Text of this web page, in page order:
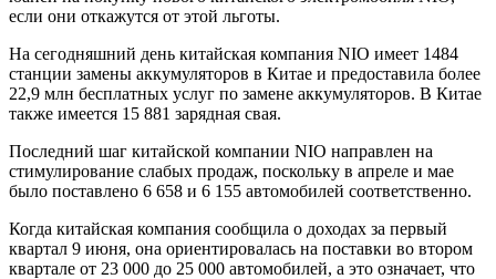
если они откажутся от этой льготы.
На сегодняшний день китайская компания NIO имеет 1484
станции замены аккумуляторов в Китае и предоставила более
22,9 млн бесплатных услуг по замене аккумуляторов. В Китае
также имеется 15 881 зарядная свая.
Последний шаг китайской компании NIO направлен на
стимулирование слабых продаж, поскольку в апреле и мае
было поставлено 6 658 и 6 155 автомобилей соответственно.
Когда китайская компания сообщила о доходах за первый
квартал 9 июня, она ориентировалась на поставки во втором
квартале от 23 000 до 25 000 автомобилей, а это означает, что